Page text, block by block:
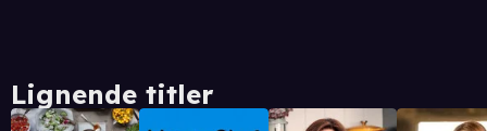
Lignende titler